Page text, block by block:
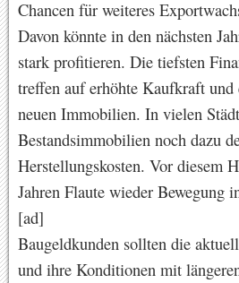
Chancen für weiteres
Davon könnte in den nächsten
stark profitieren. Die tiefsten
treffen auf erhöhte Kaufkraft
neuen Immobilien. In vielen
Bestandsimmobilien noch dazu
Herstellungskosten. Vor diesem
Jahren Flaute wieder Bewegung
[ad]
Baugeldkunden sollten die
und ihre Konditionen mit